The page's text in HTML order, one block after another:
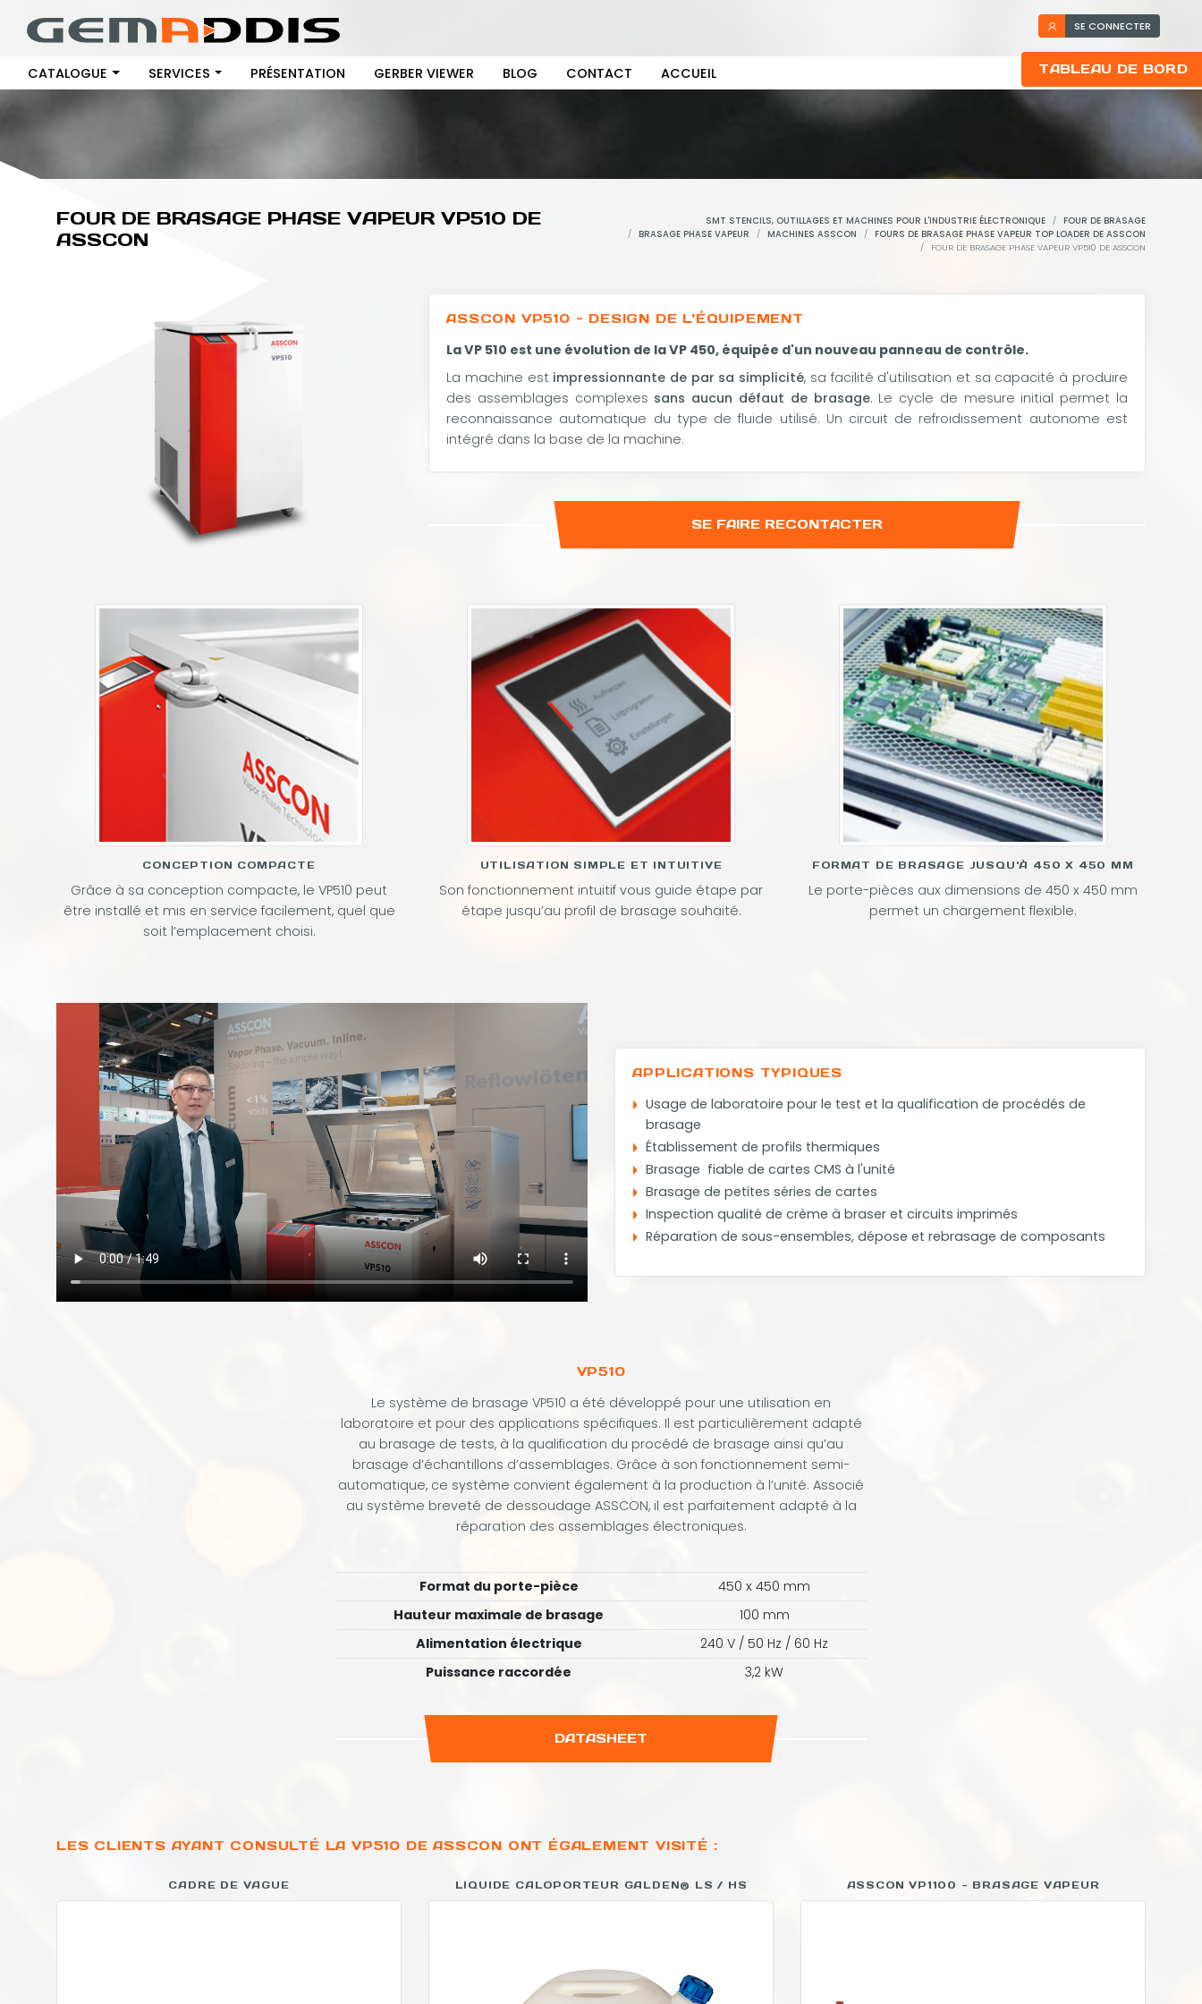
SE CONNECTER
TABLEAU DE BORD
CATALOGUE SERVICES PRÉSENTATION GERBER VIEWER BLOG CONTACT ACCUEIL
FOUR DE BRASAGE PHASE VAPEUR VP510 DE
ASSCON
SMT STENCILS, OUTILLAGES ET MACHINES POUR L'INDUSTRIE ÉLECTRONIQUE
FOUR DE BRASAGE
BRASAGE PHASE VAPEUR
MACHINES ASSCON
FOURS DE BRASAGE PHASE VAPEUR TOP LOADER DE ASSCON
FOUR DE BRASAGE PHASE VAPEUR VP510 DE ASSCON
ASSCON VP510 - DESIGN DE L'ÉQUIPEMENT
La VP 510 est une évolution de la VP 450, équipée d'un nouveau panneau de contrôle.
La machine est impressionnante de par sa simplicité, sa facilité d'utilisation et sa capacité à produire
des assemblages complexes sans aucun défaut de brasage. Le cycle de mesure initial permet la
reconnaissance automatique du type de fluide utilisé. Un circuit de refroidissement autonome est
intégré dans la base de la machine.
SE FAIRE RECONTACTER
CONCEPTION COMPACTE
Grâce à sa conception compacte, le VP510 peut
être installé et mis en service facilement, quel que
soit l’emplacement choisi.
UTILISATION SIMPLE ET INTUITIVE
Son fonctionnement intuitif vous guide étape par
étape jusqu’au profil de brasage souhaité.
FORMAT DE BRASAGE JUSQU'À 450 X 450 MM
Le porte-pièces aux dimensions de 450 x 450 mm
permet un chargement flexible.
APPLICATIONS TYPIQUES
Usage de laboratoire pour le test et la qualification de procédés de
brasage
Établissement de profils thermiques
Brasage fiable de cartes CMS à l'unité
Brasage de petites séries de cartes
Inspection qualité de crème à braser et circuits imprimés
Réparation de sous-ensembles, dépose et rebrasage de composants
VP510
Le système de brasage VP510 a été développé pour une utilisation en
laboratoire et pour des applications spécifiques. Il est particulièrement adapté
au brasage de tests, à la qualification du procédé de brasage ainsi qu’au
brasage d’échantillons d’assemblages. Grâce à son fonctionnement semi-
automatique, ce système convient également à la production à l’unité. Associé
au système breveté de dessoudage ASSCON, il est parfaitement adapté à la
réparation des assemblages électroniques.
Format du porte-pièce
450 x 450 mm
Hauteur maximale de brasage
100 mm
Alimentation électrique
240 V / 50 Hz / 60 Hz
Puissance raccordée
3,2 kW
DATASHEET
LES CLIENTS AYANT CONSULTÉ LA VP510 DE ASSCON ONT ÉGALEMENT VISITÉ :
CADRE DE VAGUE LIQUIDE CALOPORTEUR GALDEN® LS / HS ASSCON VP1100 - BRASAGE VAPEUR